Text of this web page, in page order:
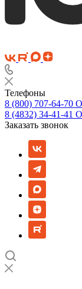
Телефоны
8 (800) 707-64-70
8 (4832) 34-41-41
Заказать звонок